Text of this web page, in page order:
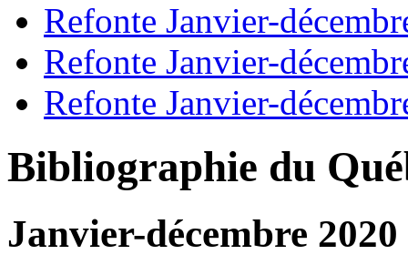
Refonte Janvier-
Refonte Janvier-
Refonte Janvier-
Bibliographie du
Janvier-décembre 2020